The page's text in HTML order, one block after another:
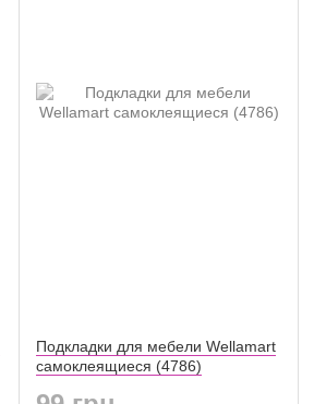
Подкладки для мебели Wellamart
самоклеящиеся (4786)